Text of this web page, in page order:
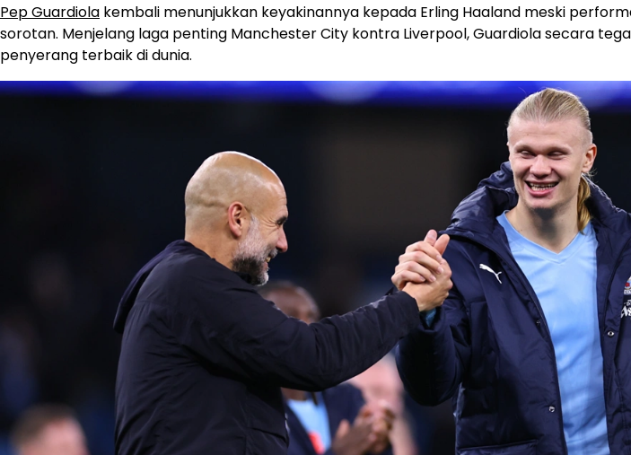
Pep Guardiola kembali menunjukkan keyakinannya kepada Erling Haaland meski
sorotan. Menjelang laga penting Manchester City kontra Liverpool, Guardiola secara
penyerang terbaik di dunia.